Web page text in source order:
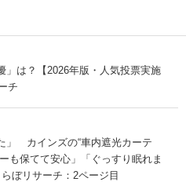
」は？【2026年版・人気投票実施
チ
」 カインズの“車内遮光カーテ
も保てて安心」「ぐっすり眠れま
ぼリサーチ：2ページ目